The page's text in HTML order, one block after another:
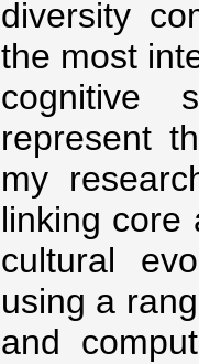
diversity
the most
cognitive
represent
my
linking core
cultural
using a
and